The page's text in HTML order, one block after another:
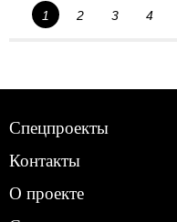
1 2 3 4
Спецпроекты
Контакты
О проекте